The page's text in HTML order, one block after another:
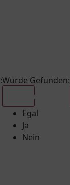
:Wurde Gefunden:
Egal
Ja
Nein